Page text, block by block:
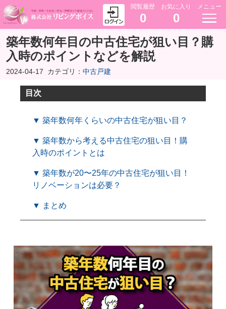
閲覧履歴
0
お気に入り
0
メニュー
築年数何年目の中古住宅が狙い目？購
入時のポイントなどを解説
2024-04-17 カテゴリ： 中古戸建
目次
▼ 築年数何年くらいの中古住宅が狙い目？
▼ 築年数から考える中古住宅の狙い目！購
入時のポイントとは
▼ 築年数が20〜25年の中古住宅が狙い目！
リノベーションは必要？
▼ まとめ